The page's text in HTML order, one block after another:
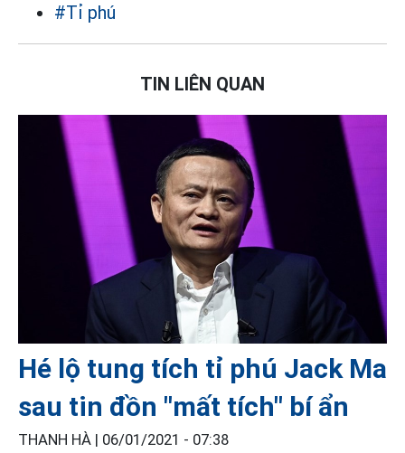
#Tỉ phú
TIN LIÊN QUAN
Hé lộ tung tích tỉ phú Jack Ma
sau tin đồn "mất tích" bí ẩn
THANH HÀ | 06/01/2021 - 07:38